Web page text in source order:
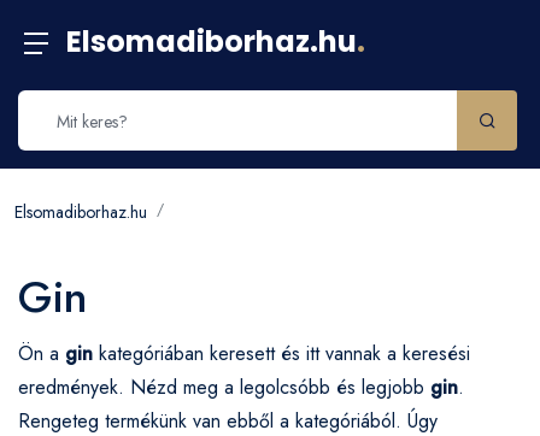
Elsomadiborhaz.hu.
Elsomadiborhaz.hu
Gin
Ön a gin kategóriában keresett és itt vannak a keresési
eredmények. Nézd meg a legolcsóbb és legjobb gin.
Rengeteg termékünk van ebből a kategóriából. Úgy